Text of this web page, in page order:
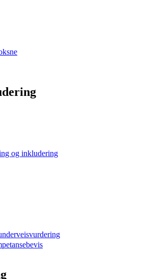
og inkludering